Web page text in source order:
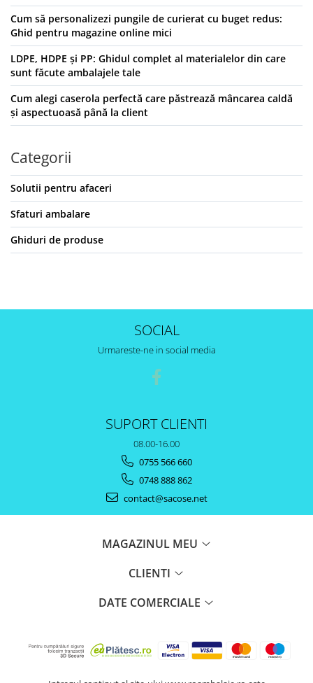
Cum să personalizezi pungile de curierat cu buget redus:
Ghid pentru magazine online mici
LDPE, HDPE și PP: Ghidul complet al materialelor din care
sunt făcute ambalajele tale
Cum alegi caserola perfectă care păstrează mâncarea caldă
și aspectuoasă până la client
Categorii
Solutii pentru afaceri
Sfaturi ambalare
Ghiduri de produse
SOCIAL
Urmareste-ne in social media
SUPORT CLIENTI
08.00-16.00
0755 566 660
0748 888 862
contact@sacose.net
MAGAZINUL MEU
CLIENTI
DATE COMERCIALE